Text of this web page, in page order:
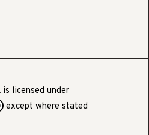
licensed under
except where stated